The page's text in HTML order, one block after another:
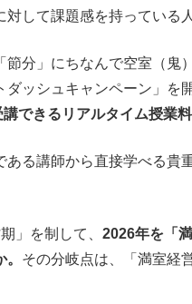
対して課題感を持っている
節分」にちなんで空室（鬼
ッシュキャンペーン」を
できるリアルタイム授業
ある講師から直接学べる貴
」を制して、 2026年を「
その分岐点は、「満室経